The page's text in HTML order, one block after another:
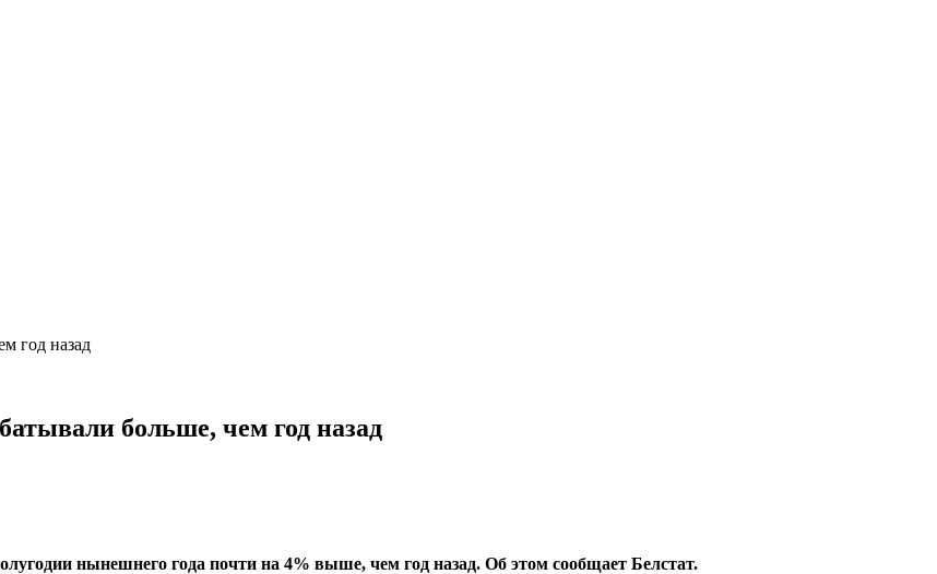
год назад
больше, чем год назад
нынешнего года почти на 4% выше, чем год назад. Об этом сообщает Белстат.